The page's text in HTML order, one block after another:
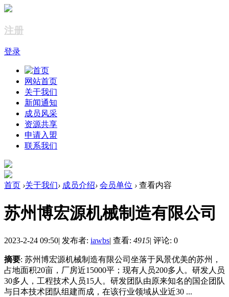
注册
登录
网站首页
关于我们
新闻通知
成员风采
资源共享
申请入盟
联系我们
首页 ›关于我们› 成员介绍› 会员单位 › 查看内容
苏州博宏源机械制造有限公司
2023-2-24 09:50| 发布者: iawbs| 查看: 4915| 评论: 0
摘要: 苏州博宏源机械制造有限公司坐落于风景优美的苏州，
占地面积20亩，厂房近15000平；现有人员200多人。研发人员
30多人，工程技术人员15人。研发团队由原来知名的国企团队
与日本技术团队组建而成，在该行业领域从业近30 ...